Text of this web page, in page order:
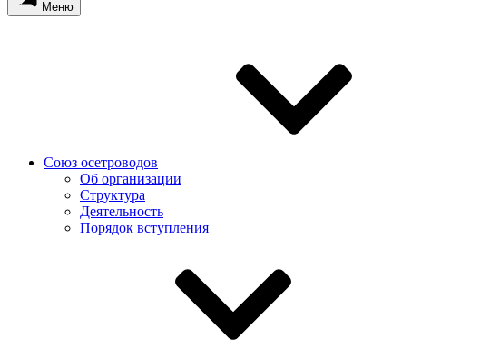
Меню
Союз осетроводов
Об организации
Структура
Деятельность
Порядок вступления